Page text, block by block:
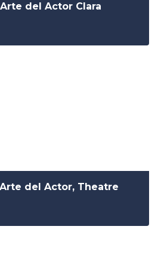
del Actor Clara
del Actor, Theatre